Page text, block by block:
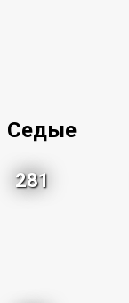
Седые
281